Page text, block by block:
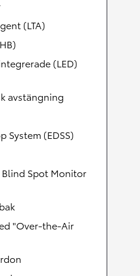
(LTA)
(LED)
avstängning
System (EDSS)
Spot Monitor
"Over-the-Air